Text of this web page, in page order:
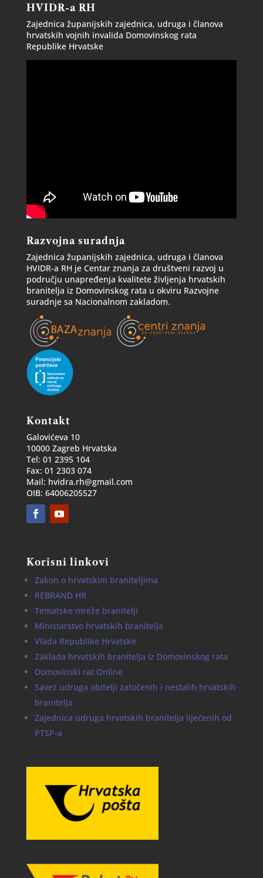
HVIDR-a RH
Zajednica županijskih zajednica, udruga i članova
hrvatskih vojnih invalida Domovinskog rata
Republike Hrvatske
Razvojna suradnja
Zajednica županijskih zajednica, udruga i članova
HVIDR-a RH je Centar znanja za društveni razvoj u
području unapređenja kvalitete življenja hrvatskih
branitelja iz Domovinskog rata u okviru Razvojne
suradnje sa Nacionalnom zakladom.
Kontakt
Galovićeva 10
10000 Zagreb Hrvatska
Tel: 01 2395 104
Fax: 01 2303 074
Mail: hvidra.rh@gmail.com
OIB: 64006205527
Korisni linkovi
Zakon o hrvatskim braniteljima
REBRAND HR
Tematske mreže branitelji
Ministarstvo hrvatskih branitelja
Vlada Republike Hrvatske
Zaklada hrvatskih branitelja iz Domovinskog rata
Domovinski rat Online
Savez udruga obitelji zatočenih i nestalih hrvatskih
branitelja
Zajednica udruga hrvatskih branitelja liječenih od
PTSP-a